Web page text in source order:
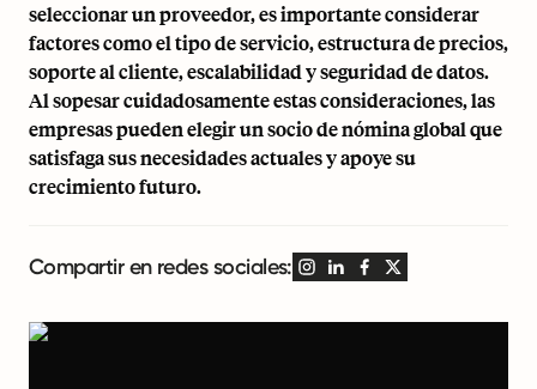
seleccionar un proveedor, es importante considerar
factores como el tipo de servicio, estructura de precios,
soporte al cliente, escalabilidad y seguridad de datos.
Al sopesar cuidadosamente estas consideraciones, las
empresas pueden elegir un socio de nómina global que
satisfaga sus necesidades actuales y apoye su
crecimiento futuro.
Compartir en redes sociales: